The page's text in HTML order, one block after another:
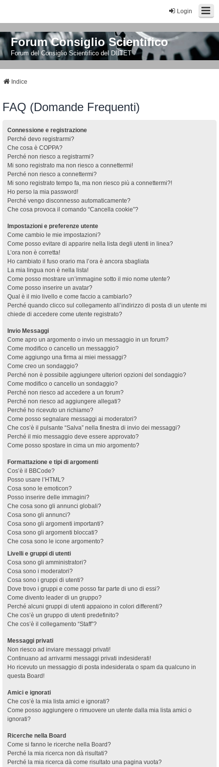
Login
Forum Consiglio Scientifico
Forum del Consiglio Scientifico del DIITET
Indice
FAQ (Domande Frequenti)
Connessione e registrazione
Perché devo registrarmi?
Che cosa è COPPA?
Perché non riesco a registrarmi?
Mi sono registrato ma non riesco a connettermi!
Perché non riesco a connettermi?
Mi sono registrato tempo fa, ma non riesco più a connettermi?!
Ho perso la mia password!
Perché vengo disconnesso automaticamente?
Che cosa provoca il comando “Cancella cookie”?
Impostazioni e preferenze utente
Come cambio le mie impostazioni?
Come posso evitare di apparire nella lista degli utenti in linea?
L’ora non è corretta!
Ho cambiato il fuso orario ma l’ora è ancora sbagliata
La mia lingua non è nella lista!
Come posso mostrare un’immagine sotto il mio nome utente?
Come posso inserire un avatar?
Qual è il mio livello e come faccio a cambiarlo?
Perché quando clicco sul collegamento all’indirizzo di posta di un utente mi
chiede di accedere come utente registrato?
Invio Messaggi
Come apro un argomento o invio un messaggio in un forum?
Come modifico o cancello un messaggio?
Come aggiungo una firma ai miei messaggi?
Come creo un sondaggio?
Perché non è possibile aggiungere ulteriori opzioni del sondaggio?
Come modifico o cancello un sondaggio?
Perché non riesco ad accedere a un forum?
Perché non riesco ad aggiungere allegati?
Perché ho ricevuto un richiamo?
Come posso segnalare messaggi ai moderatori?
Che cos’è il pulsante “Salva” nella finestra di invio dei messaggi?
Perché il mio messaggio deve essere approvato?
Come posso spostare in cima un mio argomento?
Formattazione e tipi di argomenti
Cos’è il BBCode?
Posso usare l’HTML?
Cosa sono le emoticon?
Posso inserire delle immagini?
Che cosa sono gli annunci globali?
Cosa sono gli annunci?
Cosa sono gli argomenti importanti?
Cosa sono gli argomenti bloccati?
Che cosa sono le icone argomento?
Livelli e gruppi di utenti
Cosa sono gli amministratori?
Cosa sono i moderatori?
Cosa sono i gruppi di utenti?
Dove trovo i gruppi e come posso far parte di uno di essi?
Come divento leader di un gruppo?
Perché alcuni gruppi di utenti appaiono in colori differenti?
Che cos’è un gruppo di utenti predefinito?
Che cos’è il collegamento “Staff”?
Messaggi privati
Non riesco ad inviare messaggi privati!
Continuano ad arrivarmi messaggi privati indesiderati!
Ho ricevuto un messaggio di posta indesiderata o spam da qualcuno in
questa Board!
Amici e ignorati
Che cos’è la mia lista amici e ignorati?
Come posso aggiungere o rimuovere un utente dalla mia lista amici o
ignorati?
Ricerche nella Board
Come si fanno le ricerche nella Board?
Perché la mia ricerca non dà risultati?
Perché la mia ricerca dà come risultato una pagina vuota?